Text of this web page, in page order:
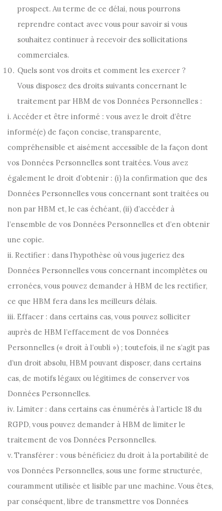
prospect. Au terme de ce délai, nous pourrons
reprendre contact avec vous pour savoir si vous
souhaitez continuer à recevoir des sollicitations
commerciales.
Quels sont vos droits et comment les exercer ?
Vous disposez des droits suivants concernant le
traitement par HBM de vos Données Personnelles :
i. Accéder et être informé : vous avez le droit d’être
informé(e) de façon concise, transparente,
compréhensible et aisément accessible de la façon dont
vos Données Personnelles sont traitées. Vous avez
également le droit d’obtenir : (i) la confirmation que des
Données Personnelles vous concernant sont traitées ou
non par HBM et, le cas échéant, (ii) d’accéder à
l’ensemble de vos Données Personnelles et d’en obtenir
une copie.
ii. Rectifier : dans l’hypothèse où vous jugeriez des
Données Personnelles vous concernant incomplètes ou
erronées, vous pouvez demander à HBM de les rectifier,
ce que HBM fera dans les meilleurs délais.
iii. Effacer : dans certains cas, vous pouvez solliciter
auprès de HBM l’effacement de vos Données
Personnelles (« droit à l’oubli ») ; toutefois, il ne s’agit pas
d’un droit absolu, HBM pouvant disposer, dans certains
cas, de motifs légaux ou légitimes de conserver vos
Données Personnelles.
iv. Limiter : dans certains cas énumérés à l’article 18 du
RGPD, vous pouvez demander à HBM de limiter le
traitement de vos Données Personnelles.
v. Transférer : vous bénéficiez du droit à la portabilité de
vos Données Personnelles, sous une forme structurée,
couramment utilisée et lisible par une machine. Vous êtes,
par conséquent, libre de transmettre vos Données